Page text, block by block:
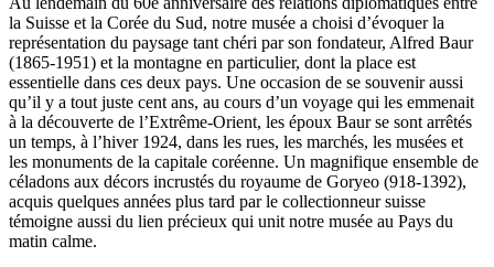
la Suisse et la Corée du Sud, notre musée a choisi d’évoquer la
représentation du paysage tant chéri par son fondateur, Alfred Baur
(1865-1951) et la montagne en particulier, dont la place est
essentielle dans ces deux pays. Une occasion de se souvenir aussi
qu’il y a tout juste cent ans, au cours d’un voyage qui les emmenait
à la découverte de l’Extrême-Orient, les époux Baur se sont arrêtés
un temps, à l’hiver 1924, dans les rues, les marchés, les musées et
les monuments de la capitale coréenne. Un magnifique ensemble de
céladons aux décors incrustés du royaume de Goryeo (918-1392),
acquis quelques années plus tard par le collectionneur suisse
témoigne aussi du lien précieux qui unit notre musée au Pays du
matin calme.